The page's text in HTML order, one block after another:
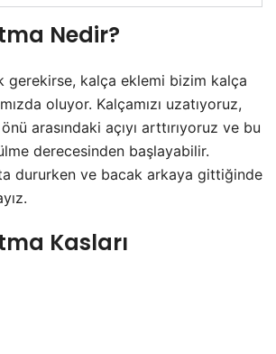
Nedir?
gerekirse, kalça eklemi bizim kalça
oluyor. Kalçamızı uzatıyoruz,
arasındaki açıyı arttırıyoruz ve bu
derecesinden başlayabilir.
dururken ve bacak arkaya gittiğinde
Kasları